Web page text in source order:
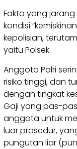
Fakta yang
kondisi
kepolisian,
yaitu Polsek.
Anggota Polri
risiko tinggi, dan
dengan tingkat
Gaji yang pas-
anggota untuk
luar prosedur,
pungutan liar